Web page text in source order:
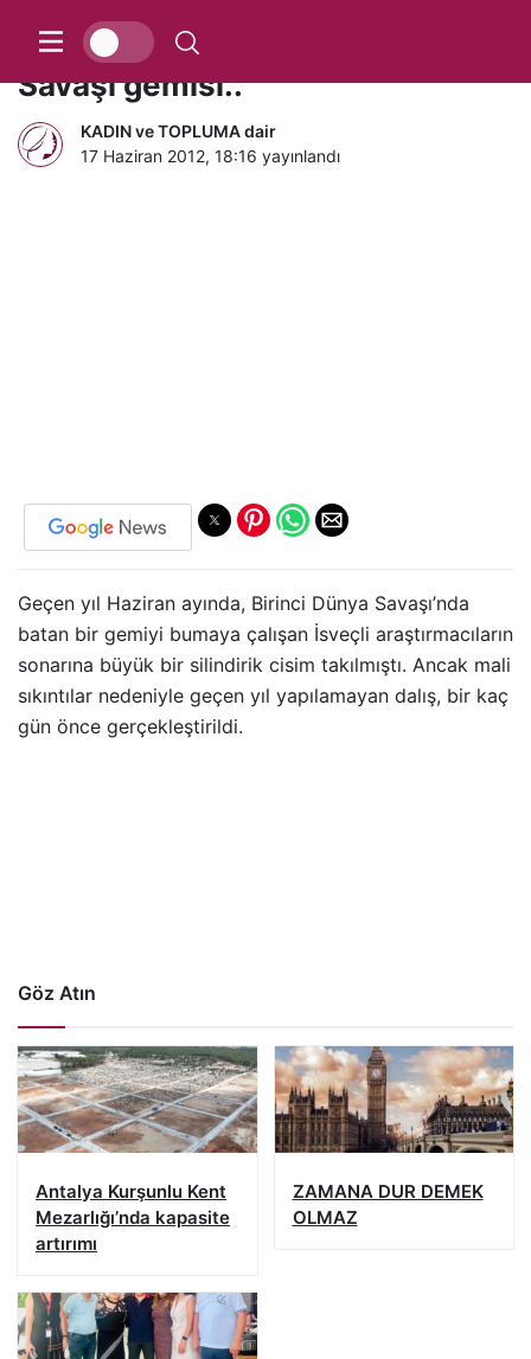
Baltık Denizinin dibinde Yıldız
Savaşı gemisi..
KADIN ve TOPLUMA dair
17 Haziran 2012, 18:16 yayınlandı
Geçen yıl Haziran ayında, Birinci Dünya Savaşı’nda
batan bir gemiyi bumaya çalışan İsveçli araştırmacıların
sonarına büyük bir silindirik cisim takılmıştı. Ancak mali
sıkıntılar nedeniyle geçen yıl yapılamayan dalış, bir kaç
gün önce gerçekleştirildi.
Göz Atın
Antalya Kurşunlu Kent
Mezarlığı’nda kapasite
artırımı
ZAMANA DUR DEMEK
OLMAZ